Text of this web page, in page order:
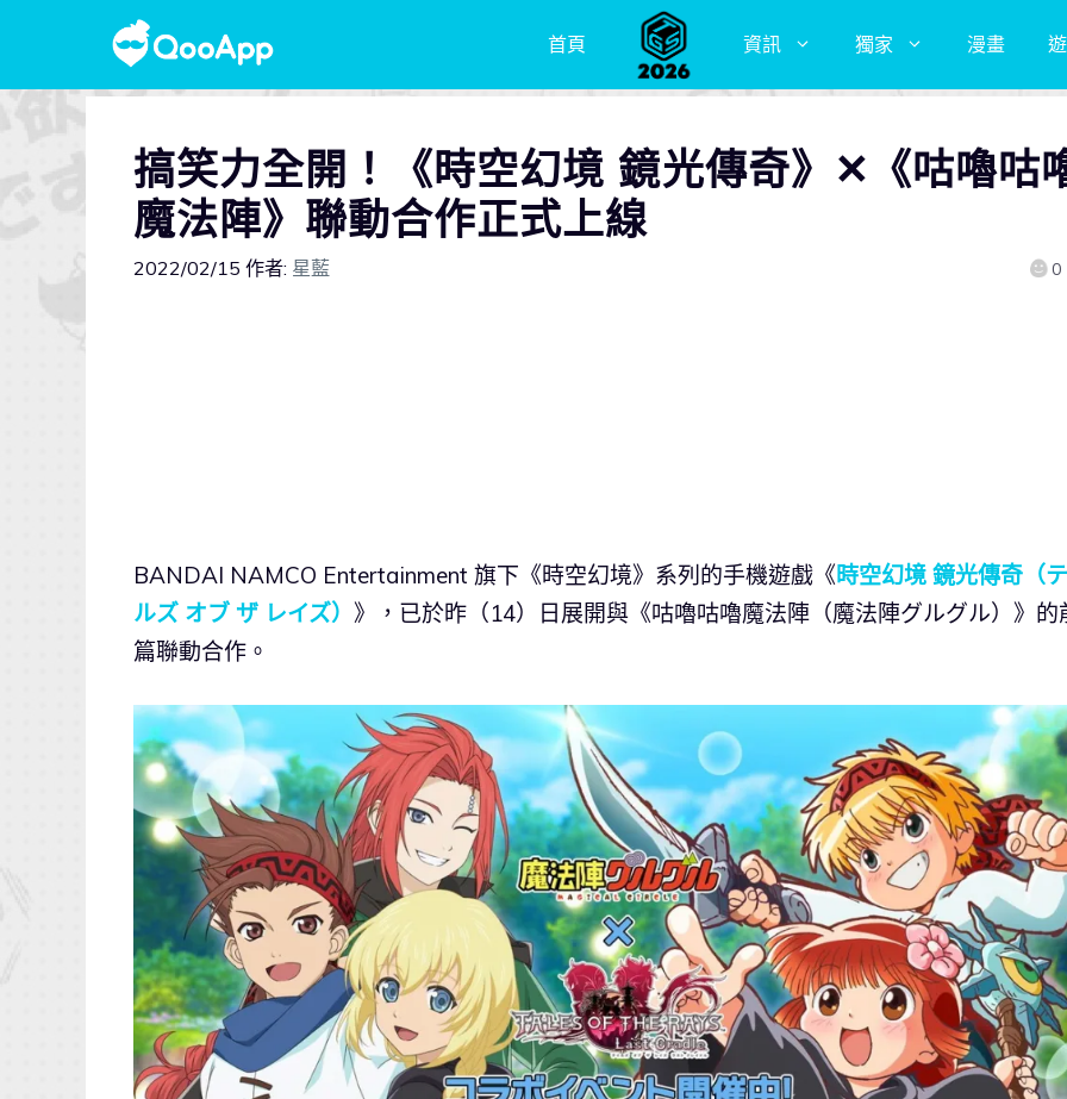
首頁 資訊 獨家 漫畫
搞笑力全開！《時空幻境 鏡光傳奇》✕《咕嚕咕
魔法陣》聯動合作正式上線
2022/02/15 作者: 星藍 0
BANDAI NAMCO Entertainment 旗下《時空幻境》系列的手機遊戲《時空幻境 鏡光傳奇（
ルズ オブ ザ レイズ） 》，已於昨（14）日展開與《咕嚕咕嚕魔法陣（魔法陣グルグル）》的
篇聯動合作。